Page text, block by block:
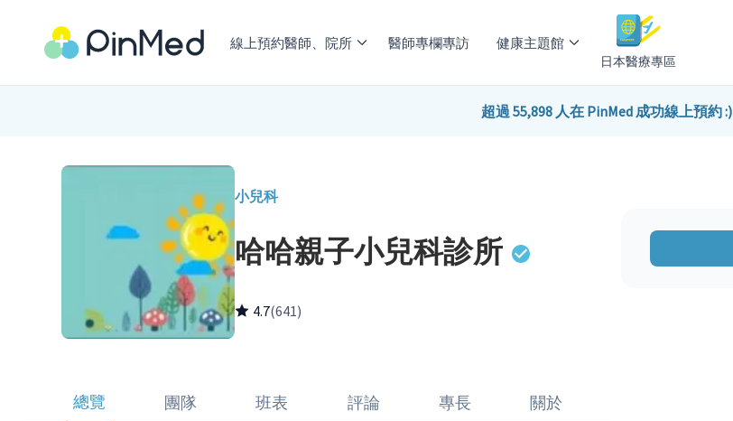
線上預約醫師、院所 醫師專欄專訪 健康主題館
日本醫療專區
超過 55,898 人在 PinMed 成功線上預約 :)
小兒科
哈哈親子小兒科診所
4.7(641)
總覽 團隊 班表 評論 專長 關於